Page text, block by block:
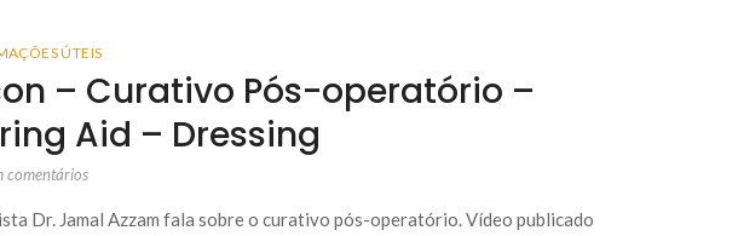
ÚTEIS
– Curativo Pós-operatório –
Aid – Dressing
comentários
Dr. Jamal Azzam fala sobre o curativo pós-operatório. Vídeo publicado